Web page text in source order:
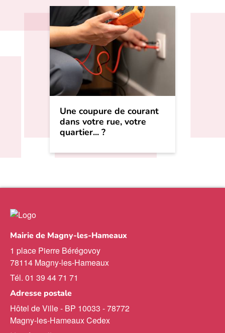
Une coupure de courant
dans votre rue, votre
quartier... ?
Mairie de Magny-les-Hameaux
1 place Pierre Bérégovoy
78114 Magny-les-Hameaux
Tél. 01 39 44 71 71
Adresse postale
Hôtel de Ville - BP 10033 - 78772
Magny-les-Hameaux Cedex